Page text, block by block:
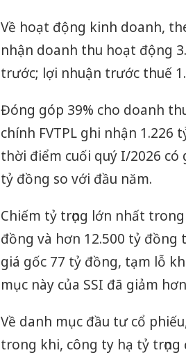
Về hoạt động kinh doanh,
nhận doanh thu hoạt động
trước; lợi nhuận trước thuế
Đóng góp 39% cho doanh
chính FVTPL ghi nhận 1.226
thời điểm cuối quý I/2026
tỷ đồng so với đầu năm.
Chiếm tỷ trọng lớn nhất
đồng và hơn 12.500 tỷ đồng
giá gốc 77 tỷ đồng, tạm lỗ
mục này của SSI đã giảm
Về danh mục đầu tư cổ
trong khi, công ty hạ tỷ trọng